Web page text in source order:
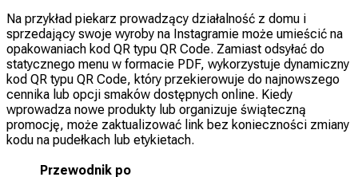
Na przykład piekarz prowadzący działalność z domu i
sprzedający swoje wyroby na Instagramie może umieścić na
opakowaniach kod QR typu QR Code. Zamiast odsyłać do
statycznego menu w formacie PDF, wykorzystuje dynamiczny
kod QR typu QR Code, który przekierowuje do najnowszego
cennika lub opcji smaków dostępnych online. Kiedy
wprowadza nowe produkty lub organizuje świąteczną
promocję, może zaktualizować link bez konieczności zmiany
kodu na pudełkach lub etykietach.
Przewodnik po